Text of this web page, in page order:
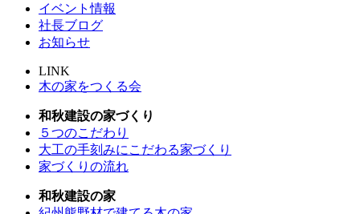
イベント情報
社長ブログ
お知らせ
LINK
木の家をつくる会
和秋建設の家づくり
５つのこだわり
大工の手刻みにこだわる家づくり
家づくりの流れ
和秋建設の家